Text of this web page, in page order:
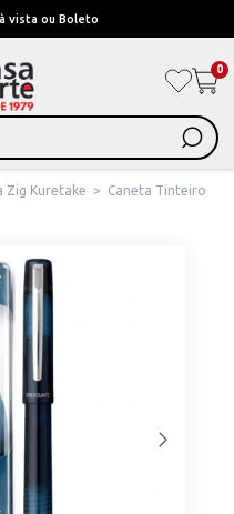
ou ate 12x com juros
0
Zig Kuretake >
Caneta Tinteiro